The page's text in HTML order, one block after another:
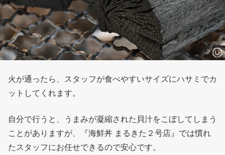
火が通ったら、スタッフが食べやすいサイズにハサミでカ
ットしてくれます。
自分で行うと、うまみが凝縮された貝汁をこぼしてしまう
ことがありますが、『海鮮丼 まるきた２号店』では慣れ
たスタッフにお任せできるので安心です。